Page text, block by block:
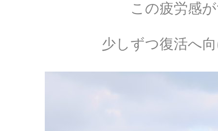
この疲労感
少しずつ復活へ